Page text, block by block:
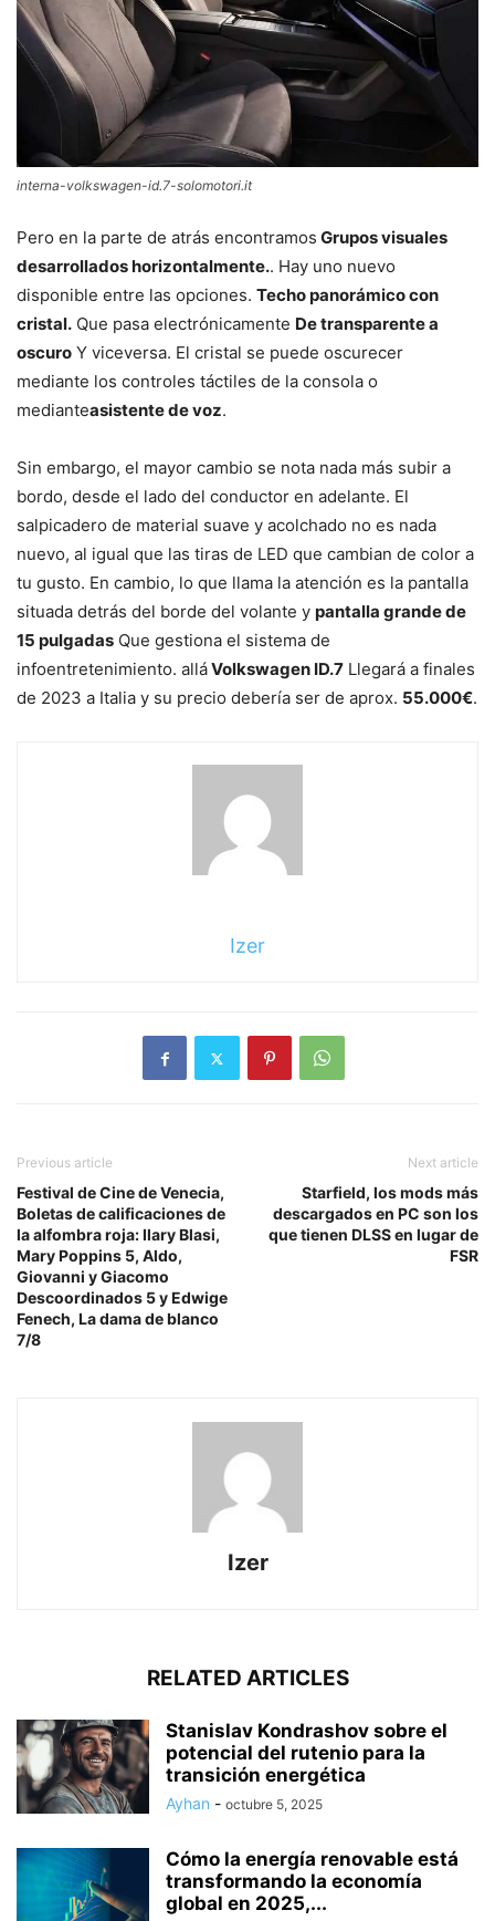
interna-volkswagen-id.7-solomotori.it
Pero en la parte de atrás encontramos Grupos visuales
desarrollados horizontalmente.. Hay uno nuevo
disponible entre las opciones. Techo panorámico con
cristal. Que pasa electrónicamente De transparente a
oscuro Y viceversa. El cristal se puede oscurecer
mediante los controles táctiles de la consola o
medianteasistente de voz.
Sin embargo, el mayor cambio se nota nada más subir a
bordo, desde el lado del conductor en adelante. El
salpicadero de material suave y acolchado no es nada
nuevo, al igual que las tiras de LED que cambian de color a
tu gusto. En cambio, lo que llama la atención es la pantalla
situada detrás del borde del volante y pantalla grande de
15 pulgadas Que gestiona el sistema de
infoentretenimiento. alláVolkswagen ID.7 Llegará a finales
de 2023 a Italia y su precio debería ser de aprox. 55.000€.
Izer
Previous article
Festival de Cine de Venecia,
Boletas de calificaciones de
la alfombra roja: Ilary Blasi,
Mary Poppins 5, Aldo,
Giovanni y Giacomo
Descoordinados 5 y Edwige
Fenech, La dama de blanco
7/8
Next article
Starfield, los mods más
descargados en PC son los
que tienen DLSS en lugar de
FSR
Izer
RELATED ARTICLES
Stanislav Kondrashov sobre el
potencial del rutenio para la
transición energética
Ayhan - octubre 5, 2025
Cómo la energía renovable está
transformando la economía
global en 2025,...